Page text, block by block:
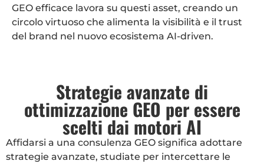
GEO efficace lavora su questi asset, creando un
circolo virtuoso che alimenta la visibilità e il trust
del brand nel nuovo ecosistema AI-driven.
Strategie avanzate di
ottimizzazione GEO per essere
scelti dai motori AI
Affidarsi a una consulenza GEO significa adottare
strategie avanzate, studiate per intercettare le